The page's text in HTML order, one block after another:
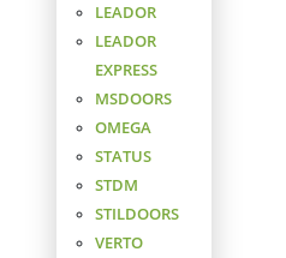
LEADOR
LEADOR
EXPRESS
MSDOORS
OMEGA
STATUS
STDM
STILDOORS
VERTO